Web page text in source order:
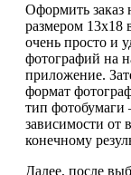
Оформить
размером 13х18
очень просто и
фотографий на
приложение.
формат
тип
зависимости от
конечному
Далее, после